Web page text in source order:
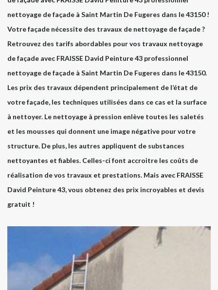
nettoyage de façade à Saint Martin De Fugeres dans le 43150 !
Votre façade nécessite des travaux de nettoyage de façade ?
Retrouvez des tarifs abordables pour vos travaux nettoyage
de façade avec FRAISSE David Peinture 43 professionnel
nettoyage de façade à Saint Martin De Fugeres dans le 43150.
Les prix des travaux dépendent principalement de l’état de
votre façade, les techniques utilisées dans ce cas et la surface
à nettoyer. Le nettoyage à pression enlève toutes les saletés
et les mousses qui donnent une image négative pour votre
structure. De plus, les autres appliquent de substances
nettoyantes et fiables. Celles-ci font accroitre les coûts de
réalisation de vos travaux et prestations. Mais avec FRAISSE
David Peinture 43, vous obtenez des prix incroyables et devis
gratuit !